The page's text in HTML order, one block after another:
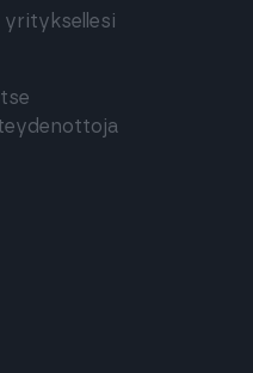
yrityksellesi